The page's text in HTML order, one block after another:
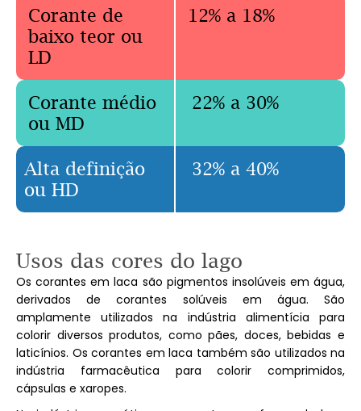
Corante de
baixo teor ou
LD
12% a 18%
Corante médio
ou MD
22% a 30%
Alta definição
ou HD
32% a 40%
Usos das cores do lago
Os corantes em laca são pigmentos insolúveis em água,
derivados de corantes solúveis em água. São
amplamente utilizados na indústria alimentícia para
colorir diversos produtos, como pães, doces, bebidas e
laticínios. Os corantes em laca também são utilizados na
indústria farmacêutica para colorir comprimidos,
cápsulas e xaropes.